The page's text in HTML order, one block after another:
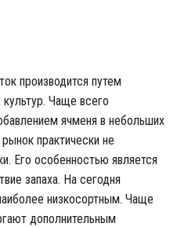
производится путем
Чаще всего
ячменя в небольших
практически не
Его особенностью является
запаха. На сегодня
низкосортным. Чаще
дополнительным